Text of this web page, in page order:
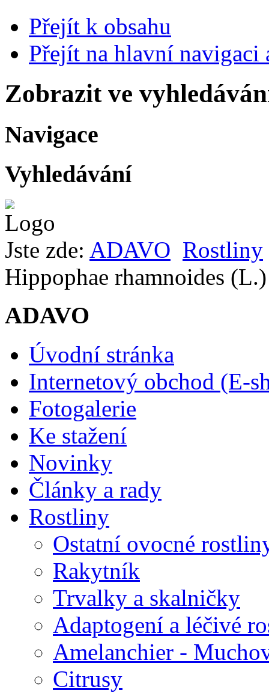
Přejít k obsahu
Přejít na hlavní navigaci
Zobrazit ve
Navigace
Vyhledávání
Jste zde: ADAVO Rostliny
Hippophae rhamnoides
ADAVO
Úvodní stránka
Internetový obchod (E-
Fotogalerie
Ke stažení
Novinky
Články a rady
Rostliny
Ostatní ovocné
Rakytník
Trvalky a skalničky
Adaptogení a léčivé
Amelanchier -
Citrusy